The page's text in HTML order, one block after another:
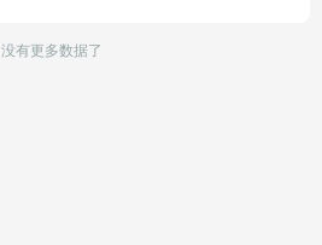
没有更多数据了